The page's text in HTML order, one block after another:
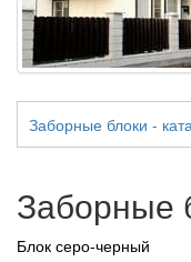
Заборные блоки -
Заборные
Блок серо-черный